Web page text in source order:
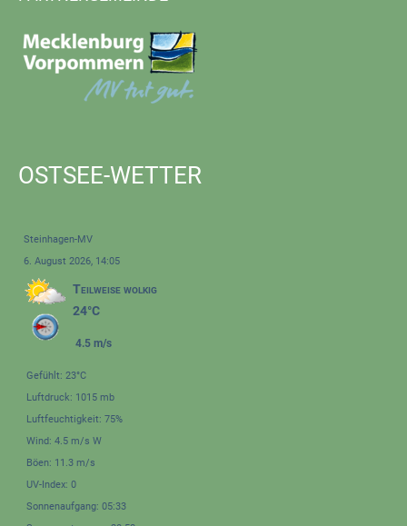
OSTSEE-WETTER
Steinhagen-MV
6. August 2026, 14:05
Teilweise wolkig
24°C
4.5 m/s
Gefühlt: 23°C
Luftdruck: 1015 mb
Luftfeuchtigkeit: 75%
Wind: 4.5 m/s W
Böen: 11.3 m/s
UV-Index: 0
Sonnenaufgang: 05:33